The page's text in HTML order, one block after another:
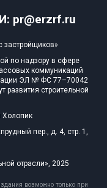
pr@erzrf.ru
застройщиков»
по надзору в сфере
коммуникаций
ЭЛ № ФС 77–70042
развития строительной
Холопик
пер., д. 4, стр. 1,
отрасли», 2025
возможно только при